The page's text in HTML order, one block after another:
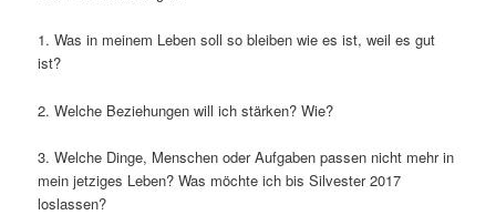
1. Was in meinem Leben soll so bleiben wie es ist, weil es gut
ist?
2. Welche Beziehungen will ich stärken? Wie?
3. Welche Dinge, Menschen oder Aufgaben passen nicht mehr in
mein jetziges Leben? Was möchte ich bis Silvester 2017
loslassen?